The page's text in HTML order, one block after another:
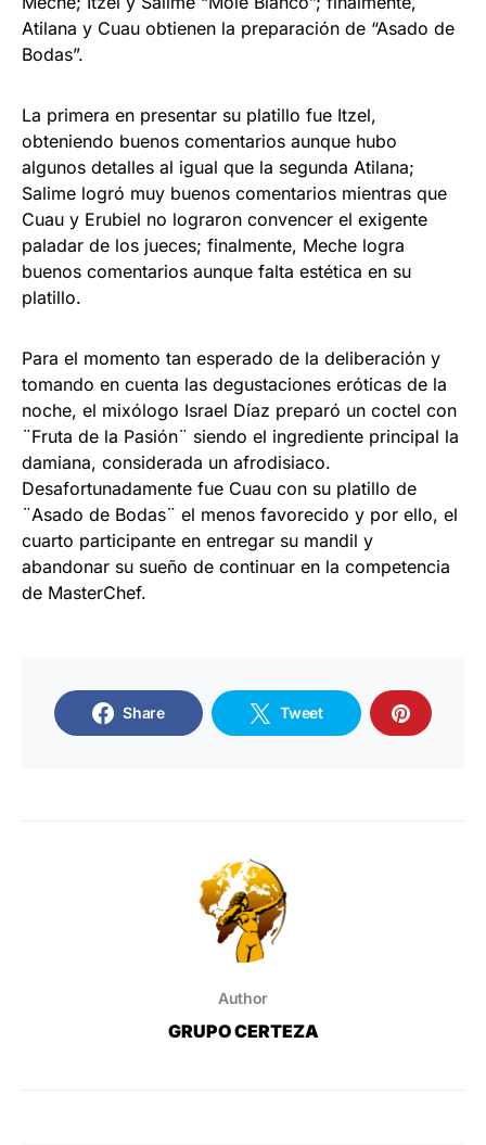
Atilana y Cuau obtienen la preparación de “Asado de
Bodas”.
La primera en presentar su platillo fue Itzel,
obteniendo buenos comentarios aunque hubo
algunos detalles al igual que la segunda Atilana;
Salime logró muy buenos comentarios mientras que
Cuau y Erubiel no lograron convencer el exigente
paladar de los jueces; finalmente, Meche logra
buenos comentarios aunque falta estética en su
platillo.
Para el momento tan esperado de la deliberación y
tomando en cuenta las degustaciones eróticas de la
noche, el mixólogo Israel Díaz preparó un coctel con
¨Fruta de la Pasión¨ siendo el ingrediente principal la
damiana, considerada un afrodisiaco.
Desafortunadamente fue Cuau con su platillo de
¨Asado de Bodas¨ el menos favorecido y por ello, el
cuarto participante en entregar su mandil y
abandonar su sueño de continuar en la competencia
de MasterChef.
Share Tweet
Author
GRUPO CERTEZA